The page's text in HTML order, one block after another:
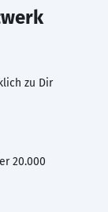
zu Dir
20.000